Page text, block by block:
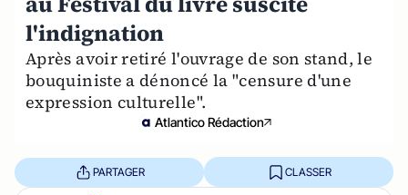
l'indignation
Après avoir retiré l'ouvrage de son stand, le
bouquiniste a dénoncé la "censure d'une
expression culturelle".
Atlantico Rédaction
PARTAGER CLASSER